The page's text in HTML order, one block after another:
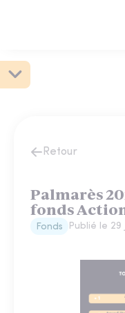
Retour
Palmarès
fonds
Fonds Publié le 29